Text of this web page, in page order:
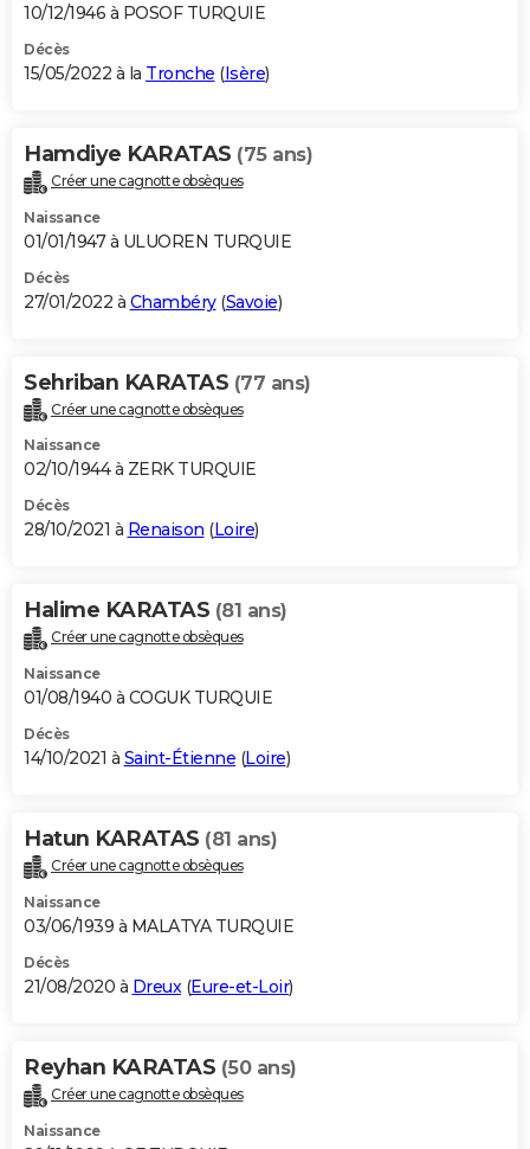
10/12/1946 à POSOF TURQUIE
Décès
15/05/2022 à la Tronche (Isère)
Hamdiye KARATAS (75 ans)
Créer une cagnotte obsèques
Naissance
01/01/1947 à ULUOREN TURQUIE
Décès
27/01/2022 à Chambéry(Savoie)
Sehriban KARATAS (77 ans)
Créer une cagnotte obsèques
Naissance
02/10/1944 à ZERK TURQUIE
Décès
28/10/2021 à Renaison (Loire)
Halime KARATAS (81 ans)
Créer une cagnotte obsèques
Naissance
01/08/1940 à COGUK TURQUIE
Décès
14/10/2021 à Saint-Étienne (Loire)
Hatun KARATAS (81 ans)
Créer une cagnotte obsèques
Naissance
03/06/1939 à MALATYA TURQUIE
Décès
21/08/2020 à Dreux(Eure-et-Loir)
Reyhan KARATAS (50 ans)
Créer une cagnotte obsèques
Naissance